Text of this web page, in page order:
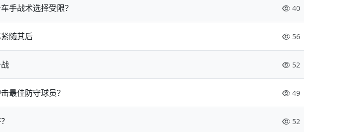
手战术选择受限？ 40
随其后 56
52
最佳防守球员？ 49
52